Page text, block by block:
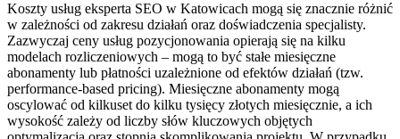
Koszty usług eksperta SEO w Katowicach mogą się znacznie różnić
w zależności od zakresu działań oraz doświadczenia specjalisty.
Zazwyczaj ceny usług pozycjonowania opierają się na kilku
modelach rozliczeniowych – mogą to być stałe miesięczne
abonamenty lub płatności uzależnione od efektów działań (tzw.
performance-based pricing). Miesięczne abonamenty mogą
oscylować od kilkuset do kilku tysięcy złotych miesięcznie, a ich
wysokość zależy od liczby słów kluczowych objętych